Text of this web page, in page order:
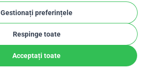
Următ
Gestionați preferințele
Respinge toate
Acceptați toate